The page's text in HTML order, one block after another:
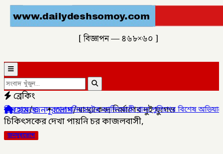
[ বিজ্ঞাপন — ৪৬৮×৬০ ]
ব্রেকিং
লালমনিরহাটের আদিতমারী থানা পুলিশের বিশেষ অভিযানে , মাদক
হোম/জনদূরভোগ/স্বাস্থ্যকেন্দ্র নির্মাণের দুই যুগেও
চিকিৎসকের দেখা পায়নি চর কাজলবাসী,
জনদূরভোগ